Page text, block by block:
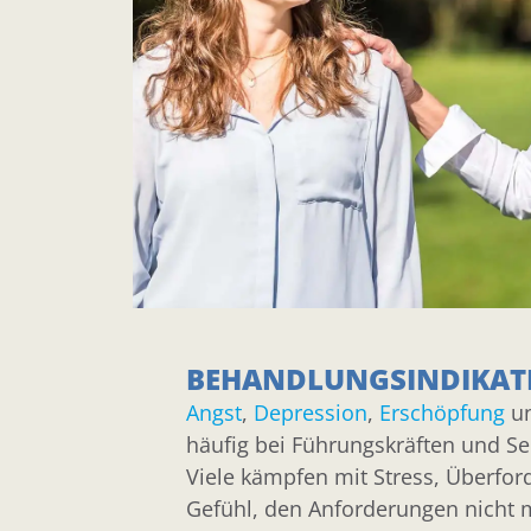
Angst, Depression, Erschöpfung
häufig bei Führungskräften und
Viele kämpfen mit Stress,
Gefühl, den Anforderungen nicht